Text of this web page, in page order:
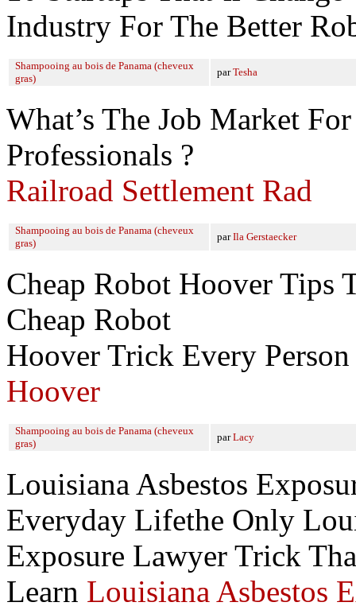
Industry For The Better
Shampooing au bois de Panama (cheveux
gras)
parTesha
What’s The Job Market
Professionals ?
Railroad Settlement Rad
Shampooing au bois de Panama (cheveux
gras)
parIla Gerstaecker
Cheap Robot Hoover Tips
Cheap Robot
Hoover Trick Every
Hoover
Shampooing au bois de Panama (cheveux
gras)
parLacy
Louisiana Asbestos
Everyday Lifethe Only
Exposure Lawyer Trick
Learn Louisiana Asbestos